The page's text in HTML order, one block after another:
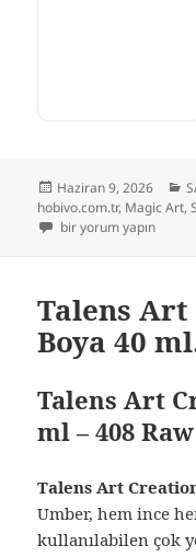
Yayın
tarihi
Haziran 9, 2026
hobivo.com.tr, Magic Art,
Magic Art Daire Tuval
bir yorum yapın
Talens Art
Boya 40
Talens Art
ml – 408
Talens Art
Umber, hem ince
kullanılabilen çok